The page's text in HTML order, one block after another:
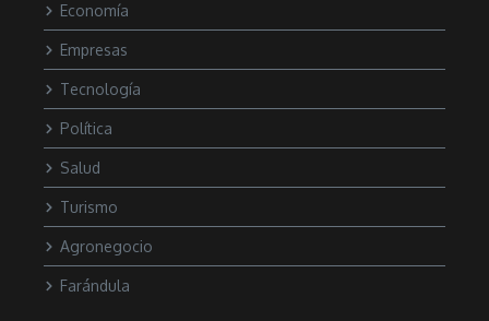
Economía
Empresas
Tecnología
Política
Salud
Turismo
Agronegocio
Farándula